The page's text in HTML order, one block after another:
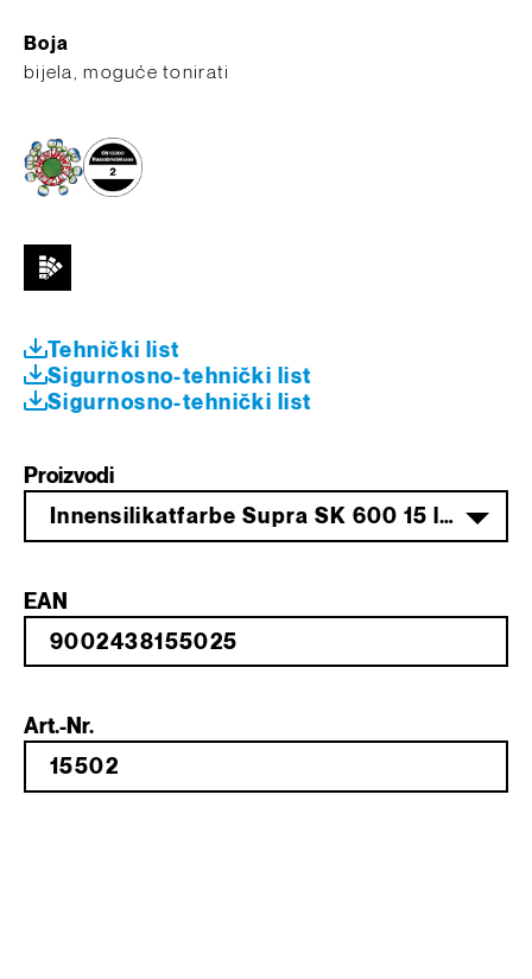
Boja
bijela, moguće tonirati
Tehnički list
Sigurnosno-tehnički list
Sigurnosno-tehnički list
Proizvodi
Innensilikatfarbe Supra SK 600 15 l weiß
EAN
Art.-Nr.